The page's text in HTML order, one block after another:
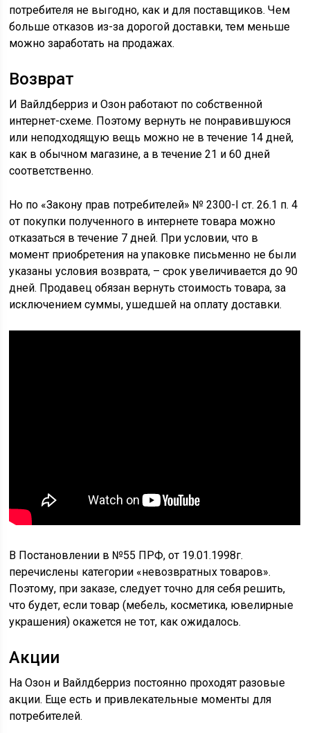
потребителя не выгодно, как и для поставщиков. Чем
больше отказов из-за дорогой доставки, тем меньше
можно заработать на продажах.
Возврат
И Вайлдберриз и Озон работают по собственной
интернет-схеме. Поэтому вернуть не понравившуюся
или неподходящую вещь можно не в течение 14 дней,
как в обычном магазине, а в течение 21 и 60 дней
соответственно.
Но по «Закону прав потребителей» № 2300-I ст. 26.1 п. 4
от покупки полученного в интернете товара можно
отказаться в течение 7 дней. При условии, что в
момент приобретения на упаковке письменно не были
указаны условия возврата, – срок увеличивается до 90
дней. Продавец обязан вернуть стоимость товара, за
исключением суммы, ушедшей на оплату доставки.
В Постановлении в №55 ПРФ, от 19.01.1998г.
перечислены категории «невозвратных товаров».
Поэтому, при заказе, следует точно для себя решить,
что будет, если товар (мебель, косметика, ювелирные
украшения) окажется не тот, как ожидалось.
Акции
На Озон и Вайлдберриз постоянно проходят разовые
акции. Еще есть и привлекательные моменты для
потребителей.